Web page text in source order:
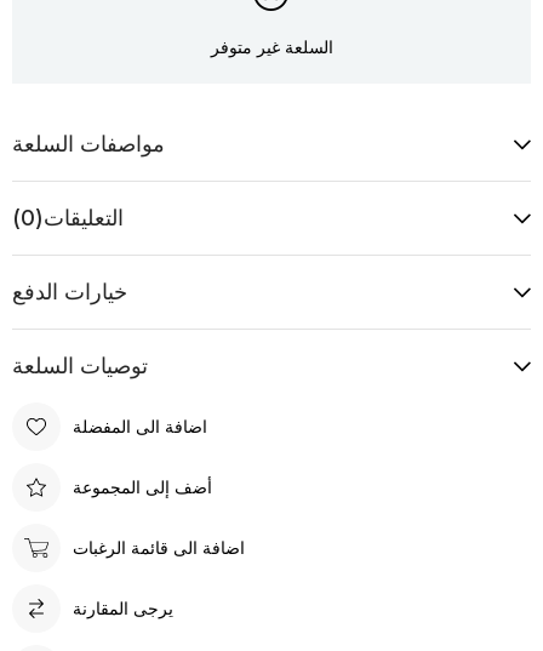
السلعة غير متوفر
مواصفات السلعة
التعليقات(0)
خيارات الدفع
توصيات السلعة
اضافة الى المفضلة
أضف إلى المجموعة
اضافة الى قائمة الرغبات
يرجى المقارنة